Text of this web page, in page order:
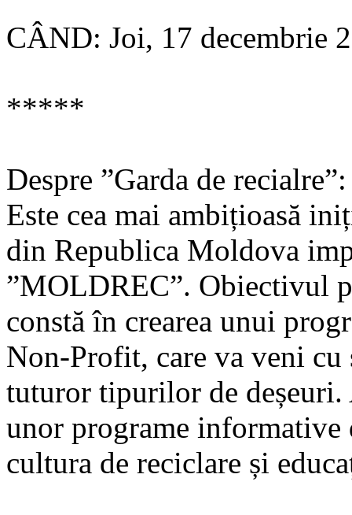
CÂND: Joi, 17 decembrie
*****
Despre ”Garda de recialre”:
Este cea mai ambițioasă
din Republica Moldova
”MOLDREC”. Obiectivul
constă în crearea unui
Non-Profit, care va veni cu
tuturor tipurilor de deșeuri.
unor programe informative
cultura de reciclare și